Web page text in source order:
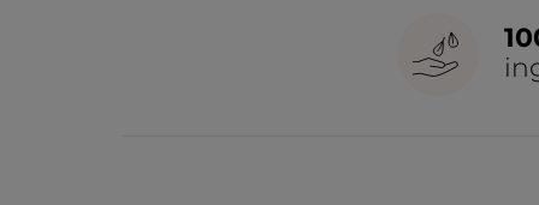
balans. Den speglar ett tillstånd, inte bara en